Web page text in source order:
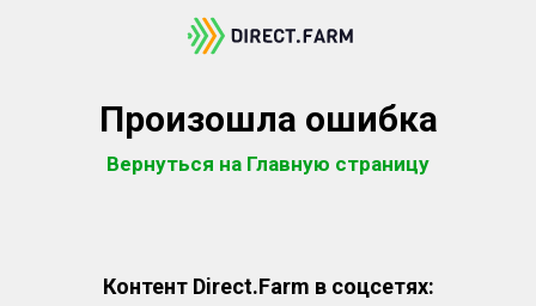
Произошла ошибка
Вернуться на Главную страницу
Контент Direct.Farm в соцсетях: